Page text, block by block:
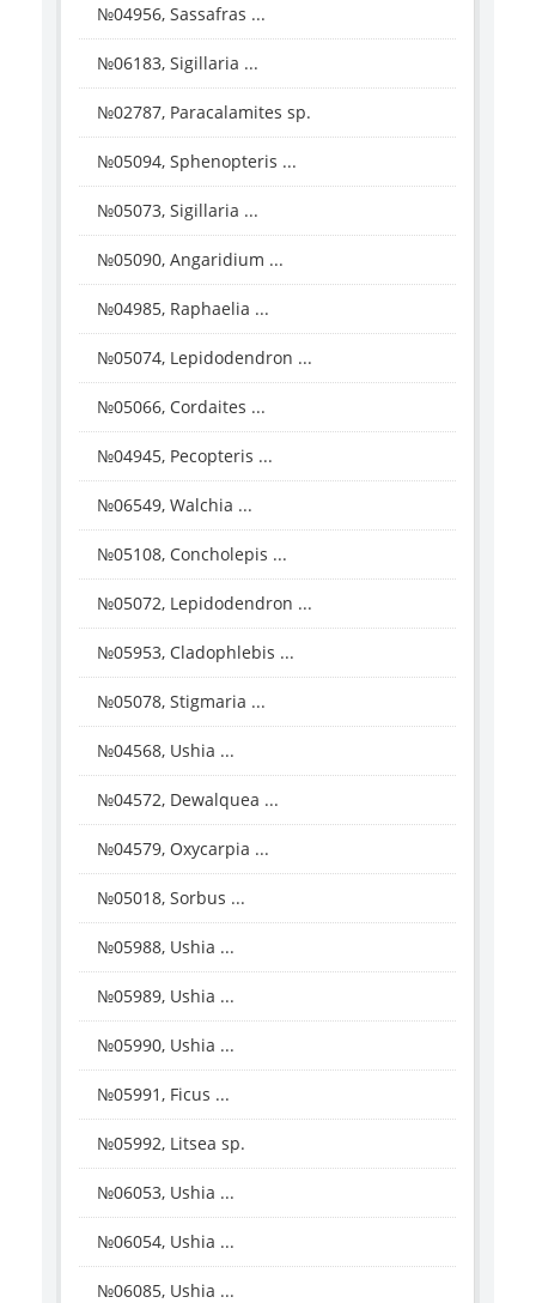
№04956, Sassafras ...
№06183, Sigillaria ...
№02787, Paracalamites sp.
№05094, Sphenopteris ...
№05073, Sigillaria ...
№05090, Angaridium ...
№04985, Raphaelia ...
№05074, Lepidodendron ...
№05066, Cordaites ...
№04945, Pecopteris ...
№06549, Walchia ...
№05108, Concholepis ...
№05072, Lepidodendron ...
№05953, Cladophlebis ...
№05078, Stigmaria ...
№04568, Ushia ...
№04572, Dewalquea ...
№04579, Oxycarpia ...
№05018, Sorbus ...
№05988, Ushia ...
№05989, Ushia ...
№05990, Ushia ...
№05991, Ficus ...
№05992, Litsea sp.
№06053, Ushia ...
№06054, Ushia ...
№06085, Ushia ...